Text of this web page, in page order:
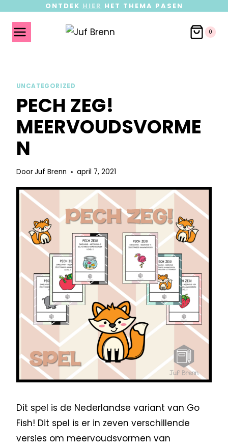
ONTDEK HIER HET THEMA PASEN
0
UNCATEGORIZED
PECH ZEG!
MEERVOUDSVORME
N
DoorJuf Brenn april 7, 2021
Dit spel is de Nederlandse variant van Go
Fish! Dit spel is er in zeven verschillende
versies om meervoudsvormen van